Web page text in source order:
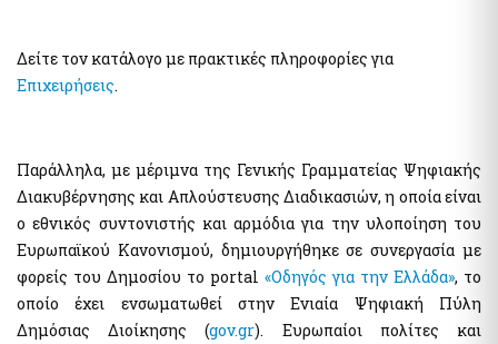
του Υπουργείου Εξωτερικών
myPyrasfaleialive - Εξυπηρέτηση με τηλεδιάσκεψη,
mySynigoroslive - Εξυπηρέτηση με τηλεδιάσκεψη από τον
Συνήγορο του Πολίτη
Λοιπές Υπηρεσίες
Pythia: Ερευνητικό έργο για την ανάπτυξη της τεχνολογίας
των chatbots
Εθνικές Βουλευτικές και Αυτοδιοικητικές Εκλογές 2023
Δείτε τον κατάλογο με πρακτικές πληροφορίες για
Επιχειρήσεις.
Παράλληλα, με μέριμνα της Γενικής Γραμματείας Ψηφιακής
Διακυβέρνησης και Απλούστευσης Διαδικασιών, η οποία είναι
ο εθνικός συντονιστής και αρμόδια για την υλοποίηση του
Ευρωπαϊκού Κανονισμού, δημιουργήθηκε σε συνεργασία με
φορείς του Δημοσίου το portal «Οδηγός για την Ελλάδα», το
οποίο έχει ενσωματωθεί στην Ενιαία Ψηφιακή Πύλη
Δημόσιας Διοίκησης (gov.gr). Ευρωπαίοι πολίτες και